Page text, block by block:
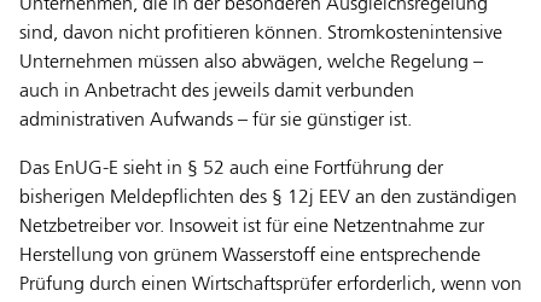
Unternehmen, die in der besonderen Ausgleichsregelung
sind, davon nicht profitieren können. Stromkostenintensive
Unternehmen müssen also abwägen, welche Regelung –
auch in Anbetracht des jeweils damit verbunden
administrativen Aufwands – für sie günstiger ist.
Das EnUG-E sieht in § 52 auch eine Fortführung der
bisherigen Meldepflichten des § 12j EEV an den zuständigen
Netzbetreiber vor. Insoweit ist für eine Netzentnahme zur
Herstellung von grünem Wasserstoff eine entsprechende
Prüfung durch einen Wirtschaftsprüfer erforderlich, wenn von